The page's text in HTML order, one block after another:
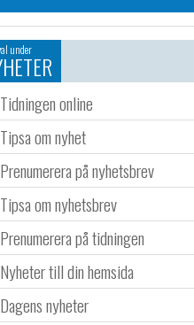
under
Tidningen online
Tipsa om nyhet
Prenumerera på nyhetsbrev
Tipsa om nyhetsbrev
Prenumerera på tidningen
Nyheter till din hemsida
Dagens nyheter